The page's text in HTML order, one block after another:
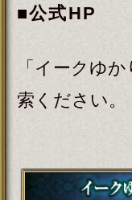
まで導きます。顕
運命は切り開く
なりの1歩でいい
全ての人が幸せ
ならば私達が愛